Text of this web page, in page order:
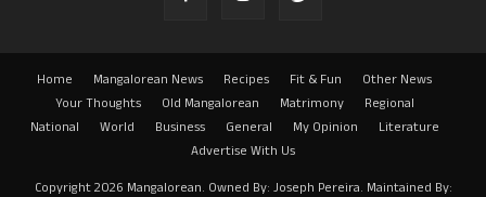
Home Mangalorean News Recipes Fit & Fun
Other News
Your Thoughts
Old Mangalorean Matrimony
Regional
National
World Business General My Opinion
Literature
Advertise With Us
Copyright 2026 Mangalorean. Owned By: Joseph Pereira. Maintained By: